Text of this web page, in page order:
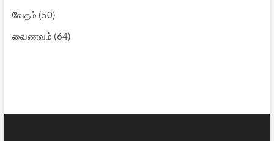
வேதம் (50)
வைணவம் (64)